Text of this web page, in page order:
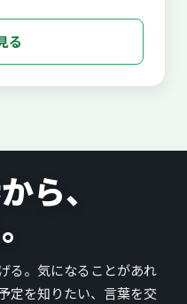
る
ら、
る。気になることがあれ
定を知りたい、言葉を交